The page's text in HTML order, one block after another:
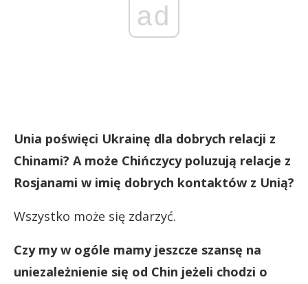
ad
Unia poświęci Ukrainę dla dobrych relacji z
Chinami? A może Chińczycy poluzują relacje z
Rosjanami w imię dobrych kontaktów z Unią?
Wszystko może się zdarzyć.
Czy my w ogóle mamy jeszcze szansę na
uniezależnienie się od Chin jeżeli chodzi o